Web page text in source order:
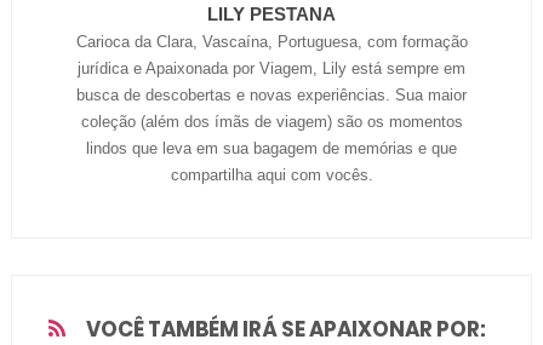
LILY PESTANA
Carioca da Clara, Vascaína, Portuguesa, com formação
jurídica e Apaixonada por Viagem, Lily está sempre em
busca de descobertas e novas experiências. Sua maior
coleção (além dos ímãs de viagem) são os momentos
lindos que leva em sua bagagem de memórias e que
compartilha aqui com vocês.
VOCÊ TAMBÉM IRÁ SE APAIXONAR POR: